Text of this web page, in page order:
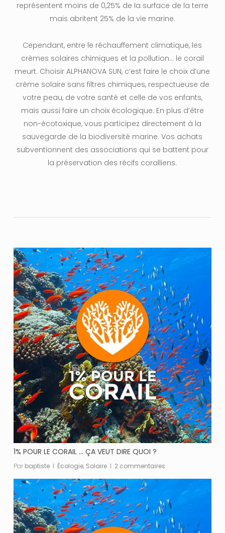
représentent moins de 0,25% de la surface de la terre
mais abritent 25% de la vie marine.
Cependant, entre le réchauffement climatique, les
crèmes solaires chimiques et la pollution… le corail
meurt. Choisir ALPHANOVA SUN, c’est faire le choix d’une
crème solaire sans filtres chimiques, respectueuse de
votre peau, de votre santé et celle de vos enfants,
mais aussi faire un choix écologique. En plus d’être
non-écotoxique, vous participez directement à la
sauvegarde de la biodiversité marine. Vos achats
subventionnent des associations qui se battent pour
la préservation des récifs coralliens.
1% POUR LE CORAIL … ÇA VEUT DIRE QUOI ?
Par baptiste Écologie, Solaire 2 commentaires